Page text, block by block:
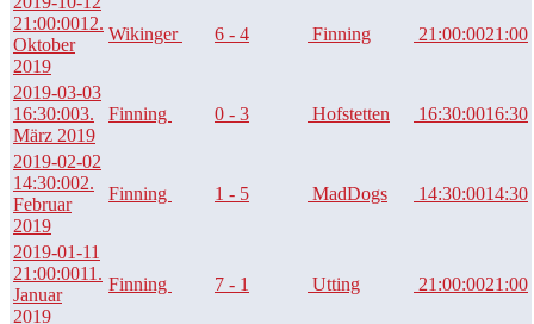
21:00:0012.
Oktober
2019
Wikinger 6 - 4 Finning 21:00:0021:00
2019-03-03
16:30:003.
März 2019
Finning 0 - 3 Hofstetten 16:30:0016:30
2019-02-02
14:30:002.
Februar
2019
Finning 1 - 5 MadDogs 14:30:0014:30
2019-01-11
21:00:0011.
Januar
2019
Finning 7 - 1 Utting 21:00:0021:00